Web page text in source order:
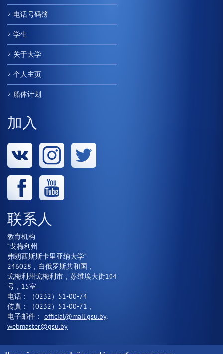
电话号码簿
学生
关于大学
个人主页
船体计划
加入
联系人
教育机构
“戈梅利州
弗朗西斯斯卡里亚纳大学“
246028，白俄罗斯共和国，
戈梅利州戈梅利市，苏维埃大街104
号，15室
电话：（0232）51-00-74
传真：（0232）51-00-71，
电子邮件： official@mail.gsu.by,
webmaster@gsu.by